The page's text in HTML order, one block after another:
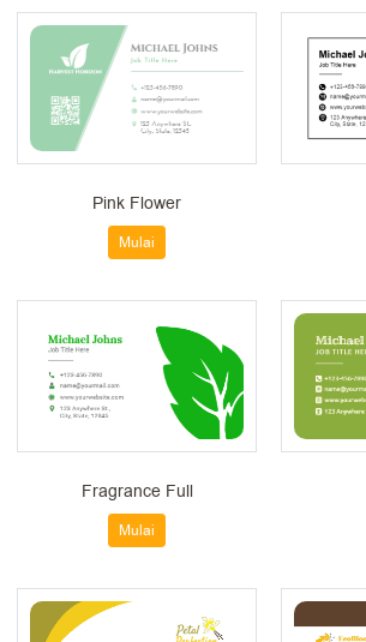
Pink Flower
Mulai
Fragrance Full
Mulai